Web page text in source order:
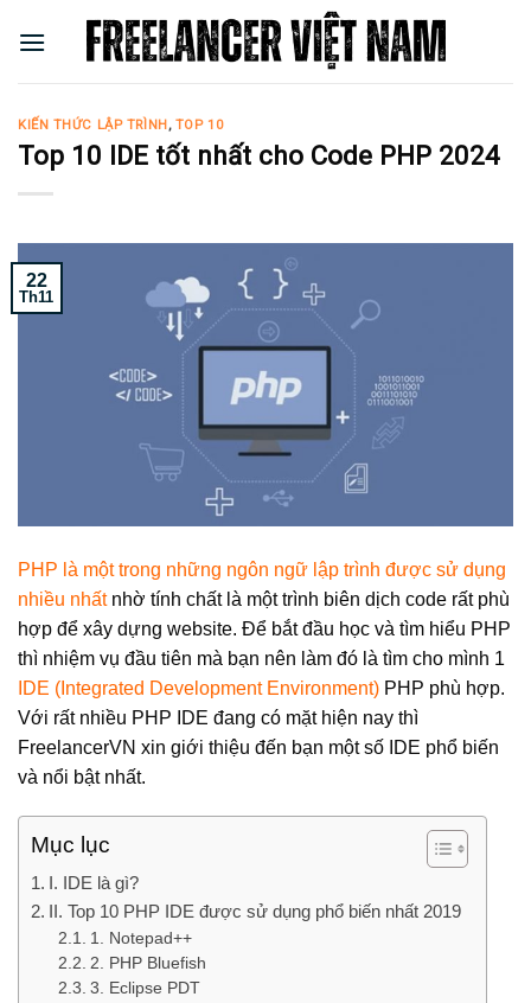
KIẾN THỨC LẬP TRÌNH, TOP 10
Top 10 IDE tốt nhất cho Code PHP 2024
22
Th11
PHP là một trong những ngôn ngữ lập trình được sử dụng
nhiều nhấtnhờ tính chất là một trình biên dịch code rất phù
hợp để xây dựng website. Để bắt đầu học và tìm hiểu PHP
thì nhiệm vụ đầu tiên mà bạn nên làm đó là tìm cho mình 1
IDE (Integrated Development Environment) PHP phù hợp.
Với rất nhiều PHP IDE đang có mặt hiện nay thì
FreelancerVN xin giới thiệu đến bạn một số IDE phổ biến
và nổi bật nhất.
Mục lục
I. IDE là gì?
II. Top 10 PHP IDE được sử dụng phổ biến nhất 2019
1. Notepad++
2. PHP Bluefish
3. Eclipse PDT